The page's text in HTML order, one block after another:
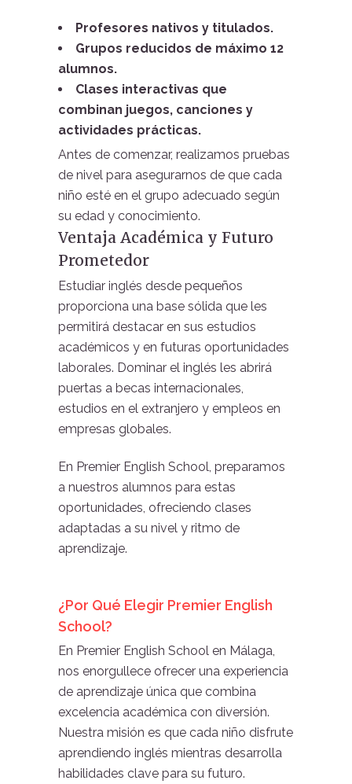
Profesores nativos y titulados.
Grupos reducidos de máximo 12
alumnos.
Clases interactivas que
combinan juegos, canciones y
actividades prácticas.
Antes de comenzar, realizamos pruebas
de nivel para asegurarnos de que cada
niño esté en el grupo adecuado según
su edad y conocimiento.
Ventaja Académica y Futuro
Prometedor
Estudiar inglés desde pequeños
proporciona una base sólida que les
permitirá destacar en sus estudios
académicos y en futuras oportunidades
laborales. Dominar el inglés les abrirá
puertas a becas internacionales,
estudios en el extranjero y empleos en
empresas globales.
En Premier English School, preparamos
a nuestros alumnos para estas
oportunidades, ofreciendo clases
adaptadas a su nivel y ritmo de
aprendizaje.
¿Por Qué Elegir Premier English
School?
En Premier English School en Málaga,
nos enorgullece ofrecer una experiencia
de aprendizaje única que combina
excelencia académica con diversión.
Nuestra misión es que cada niño disfrute
aprendiendo inglés mientras desarrolla
habilidades clave para su futuro.